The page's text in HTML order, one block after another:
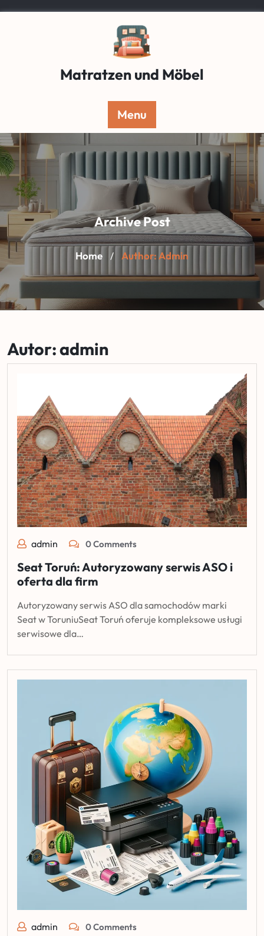
Matratzen und Möbel
Menu
Archive Post
Home / Author: Admin
Autor:admin
admin 0 Comments
Seat Toruń: Autoryzowany serwis ASO i
oferta dla firm
Autoryzowany serwis ASO dla samochodów marki
Seat w ToruniuSeat Toruń oferuje kompleksowe usługi
serwisowe dla…
admin 0 Comments